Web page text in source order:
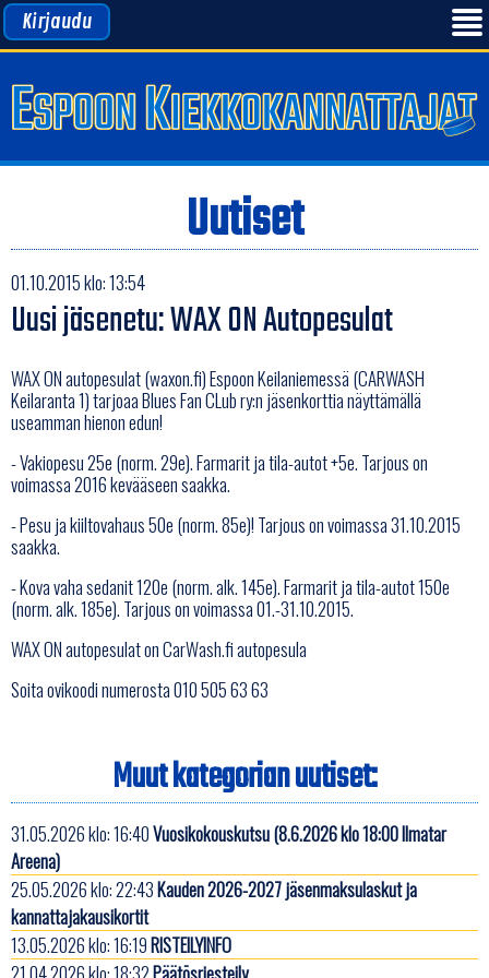
Kirjaudu
Uutiset
01.10.2015 klo: 13:54
Uusi jäsenetu: WAX ON Autopesulat
WAX ON autopesulat (waxon.fi) Espoon Keilaniemessä (CARWASH
Keilaranta 1) tarjoaa Blues Fan CLub ry:n jäsenkorttia näyttämällä
useamman hienon edun!
- Vakiopesu 25e (norm. 29e). Farmarit ja tila-autot +5e. Tarjous on
voimassa 2016 kevääseen saakka.
- Pesu ja kiiltovahaus 50e (norm. 85e)! Tarjous on voimassa 31.10.2015
saakka.
- Kova vaha sedanit 120e (norm. alk. 145e). Farmarit ja tila-autot 150e
(norm. alk. 185e). Tarjous on voimassa 01.-31.10.2015.
WAX ON autopesulat on CarWash.fi autopesula
Soita ovikoodi numerosta 010 505 63 63
Muut kategorian uutiset:
31.05.2026 klo: 16:40Vuosikokouskutsu (8.6.2026 klo 18:00 Ilmatar
Areena)
25.05.2026 klo: 22:43Kauden 2026-2027 jäsenmaksulaskut ja
kannattajakausikortit
13.05.2026 klo: 16:19RISTEILYINFO